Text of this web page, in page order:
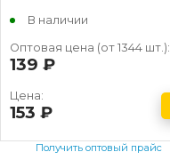
В наличии
Оптовая цена (от 1344 шт.):
139
Цена:
153
Получить оптовый прайс